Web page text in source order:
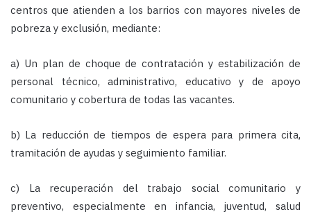
centros que atienden a los barrios con mayores niveles de
pobreza y exclusión, mediante:
a) Un plan de choque de contratación y estabilización de
personal técnico, administrativo, educativo y de apoyo
comunitario y cobertura de todas las vacantes.
b) La reducción de tiempos de espera para primera cita,
tramitación de ayudas y seguimiento familiar.
c) La recuperación del trabajo social comunitario y
preventivo, especialmente en infancia, juventud, salud